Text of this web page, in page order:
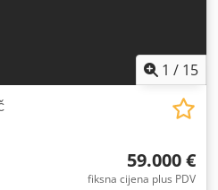
1 / 15
59.000 €
fiksna cijena plus PDV